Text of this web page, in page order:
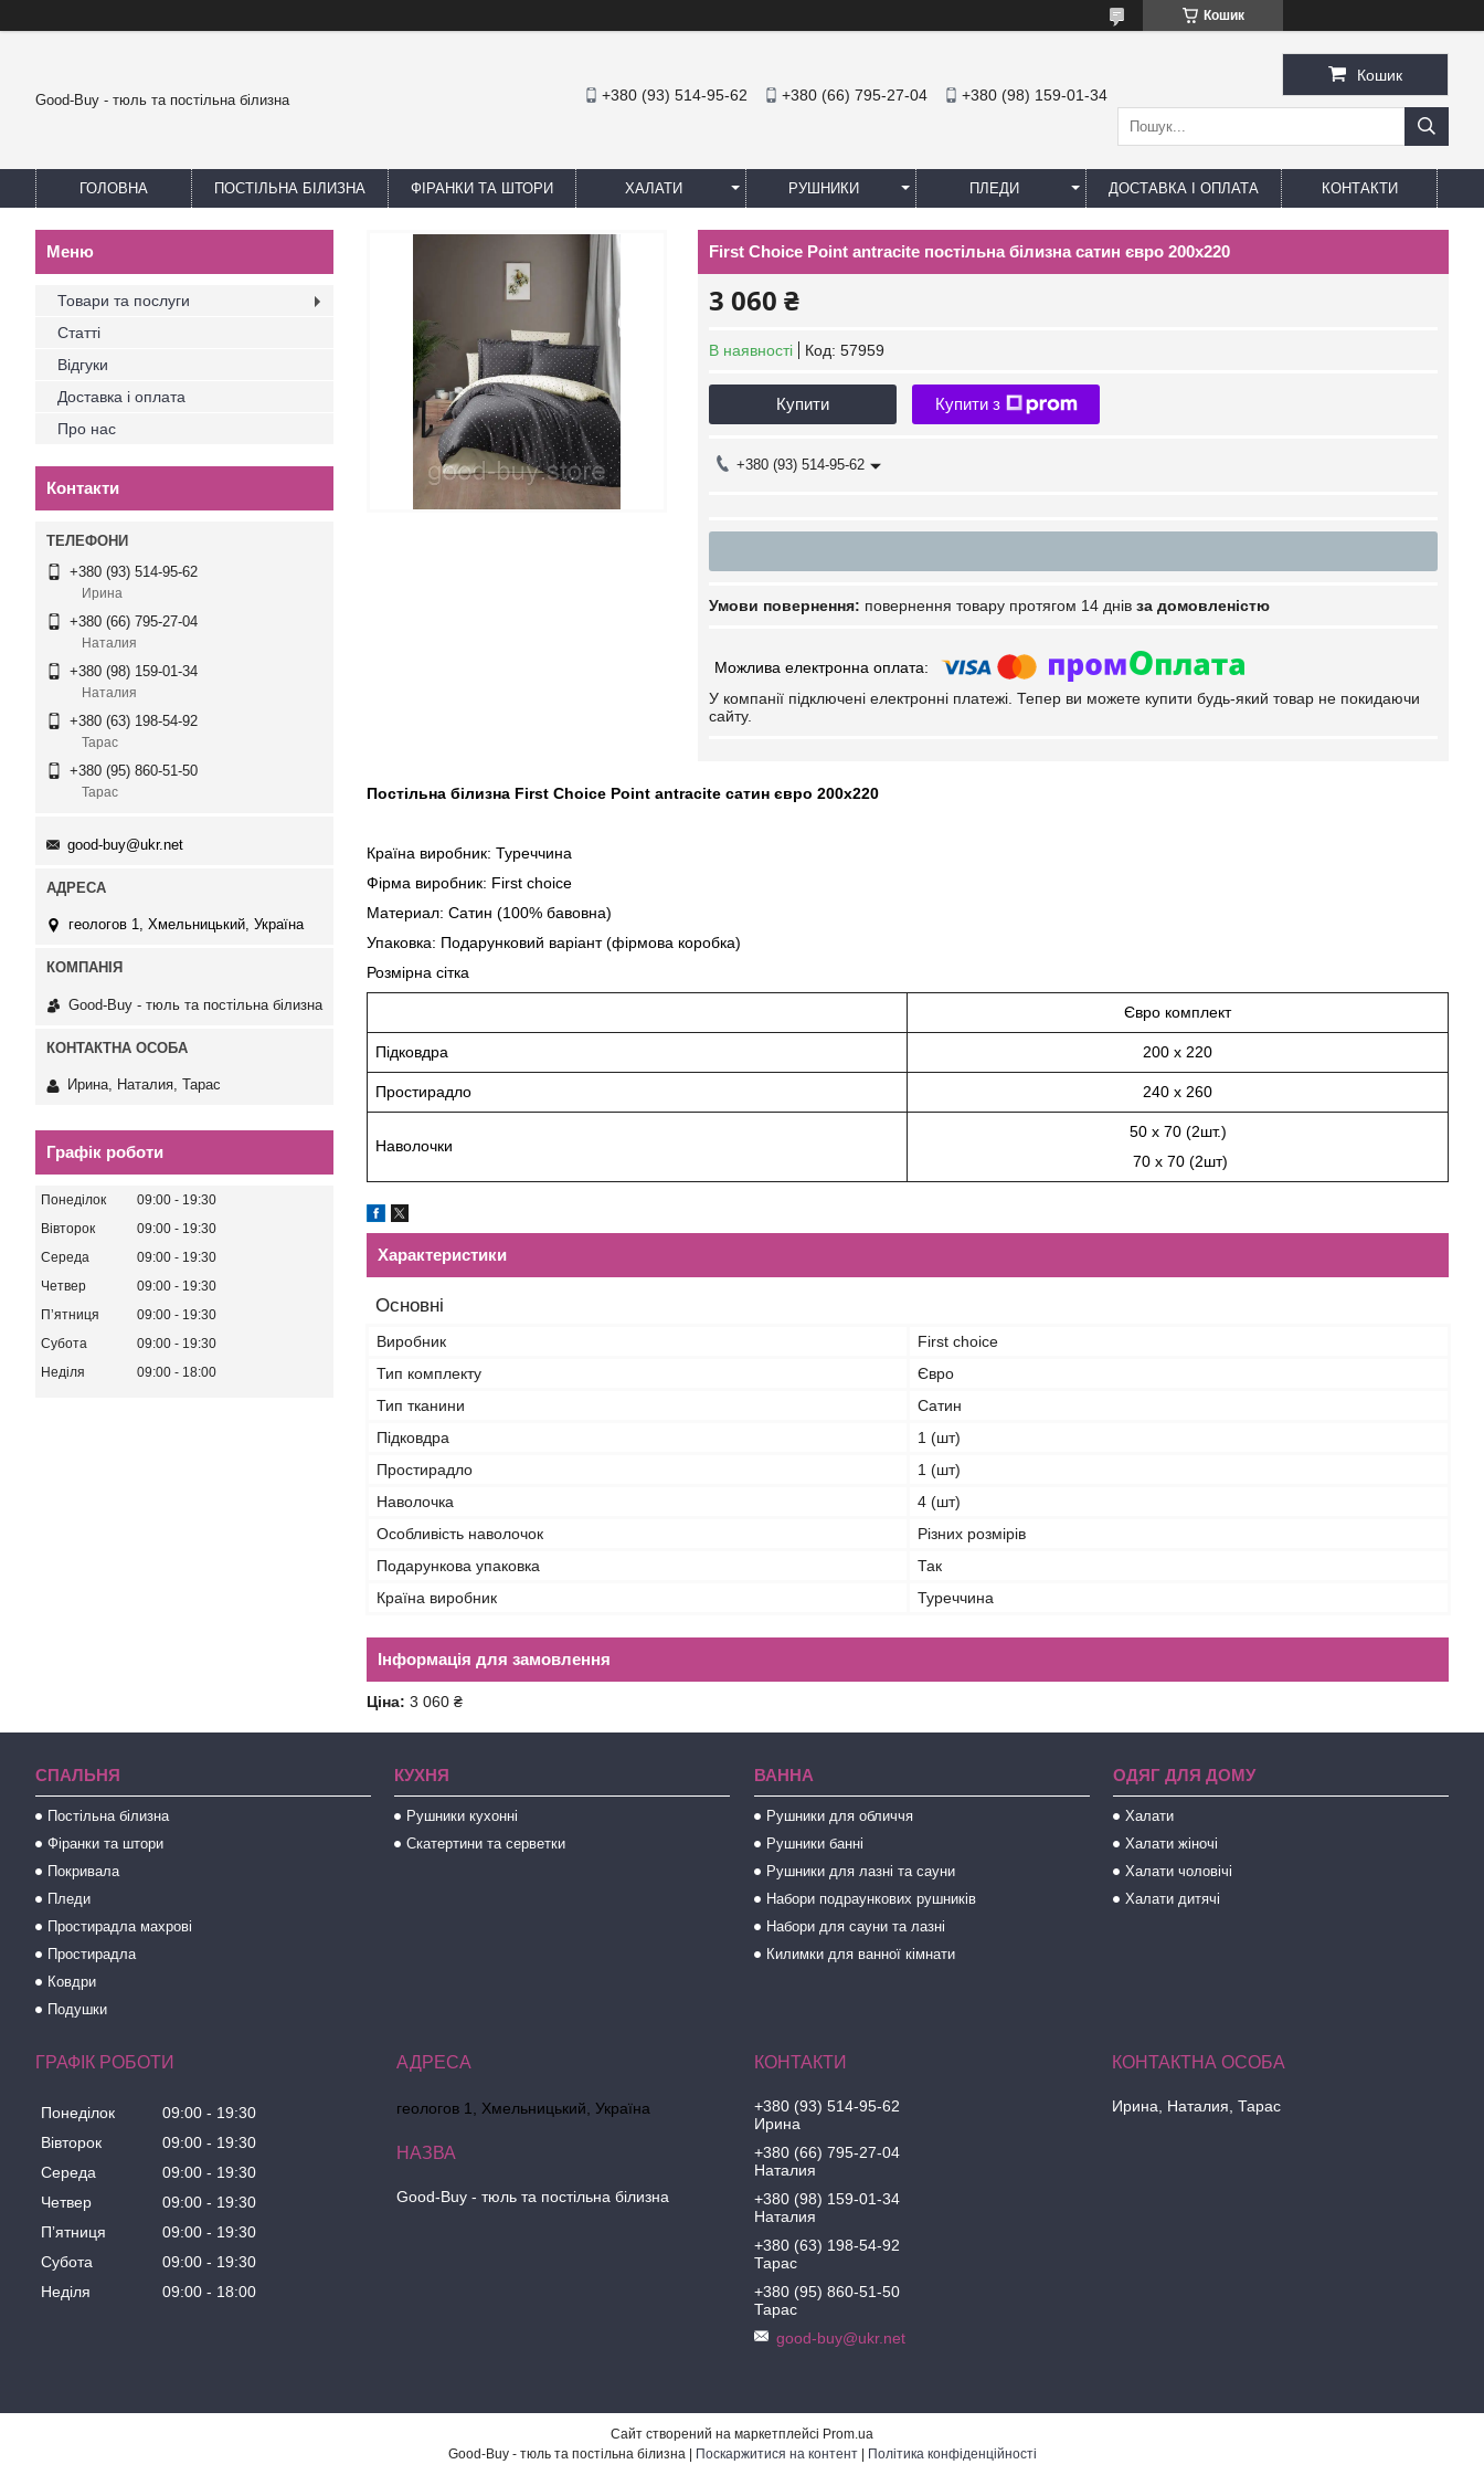
Кошик
Good-Buy - тюль та постільна білизна +380 (93) 514-95-62 +380 (66) 795-27-04 +380 (98) 159-01-34
Кошик
ГОЛОВНА ПОСТІЛЬНА БІЛИЗНА ФІРАНКИ ТА ШТОРИ ХАЛАТИ РУШНИКИ ПЛЕДИ ДОСТАВКА І ОПЛАТА КОНТАКТИ
First Choice Point antracite постільна білизна сатин євро 200х220
3 060 ₴
В наявності Код: 57959
Купити Купити з
+380 (93) 514-95-62
повернення товару протягом 14 днів за домовленістю
У компанії підключені електронні платежі. Тепер ви можете купити будь-який товар не покидаючи
сайту.
Постільна білизна First Choice Point antracite сатин євро 200х220
Країна виробник: Туреччина
Фірма виробник: First choice
Материал: Сатин (100% бавовна)
Упаковка: Подарунковий варіант (фірмова коробка)
Розмірна сітка
Євро комплект
Підковдра 200 х 220
Простирадло 240 х 260
Наволочки
50 х 70 (2шт.)
70 х 70 (2шт)
Характеристики
Основні
Виробник
First choice
Тип комплекту
Євро
Тип тканини
Сатин
Підковдра
1 (шт)
Простирадло
1 (шт)
Наволочка
4 (шт)
Особливість наволочок
Різних розмірів
Подарункова упаковка
Так
Країна виробник
Туреччина
Інформація для замовлення
Ціна: 3 060 ₴
Товари та послуги
Статті
Відгуки
Доставка і оплата
Про нас
Контакти
+380 (93) 514-95-62
Ирина
+380 (66) 795-27-04
Наталия
+380 (98) 159-01-34
Наталия
+380 (63) 198-54-92
Тарас
+380 (95) 860-51-50
Тарас
good-buy@ukr.net
геологов 1, Хмельницький, Україна
Good-Buy - тюль та постільна білизна
Ирина, Наталия, Тарас
Графік роботи
Понеділок 09:00
19:30
Вівторок
09:00
19:30
Середа
09:00
19:30
Четвер
09:00
19:30
Пʼятниця
09:00
19:30
Субота
09:00
19:30
Неділя
09:00 18:00
СПАЛЬНЯ
Постільна білизна
Фіранки та штори
Покривала
Пледи
Простирадла махрові
Простирадла
Ковдри
Подушки
КУХНЯ
Рушники кухонні
Скатертини та серветки
ВАННА
Рушники для обличчя
Рушники банні
Рушники для лазні та сауни
Набори подраункових рушників
Набори для сауни та лазні
Килимки для ванної кімнати
ОДЯГ ДЛЯ ДОМУ
Халати
Халати жіночі
Халати чоловічі
Халати дитячі
ГРАФІК РОБОТИ
Понеділок 09:00
19:30
Вівторок
09:00
19:30
Середа
09:00
19:30
Четвер
09:00
19:30
Пʼятниця
09:00
19:30
Субота
09:00
19:30
Неділя
09:00 18:00
геологов 1, Хмельницький, Україна
Good-Buy - тюль та постільна білизна
+380 (93) 514-95-62
Ирина
+380 (66) 795-27-04
Наталия
+380 (98) 159-01-34
Наталия
+380 (63) 198-54-92
Тарас
+380 (95) 860-51-50
Тарас
good-buy@ukr.net
Ирина, Наталия, Тарас
Сайт створений на маркетплейсі Prom.ua
Поскаржитися на контент Політика конфіденційності